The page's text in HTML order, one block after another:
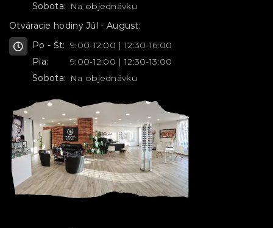
Sobota: Na objednávku
Otváracie hodiny Júl - August:
Po - Št: 9:00-12:00 | 12:30-16:00
Pia:
9:00-12:00 | 12:30-13:00
Sobota: Na objednávku